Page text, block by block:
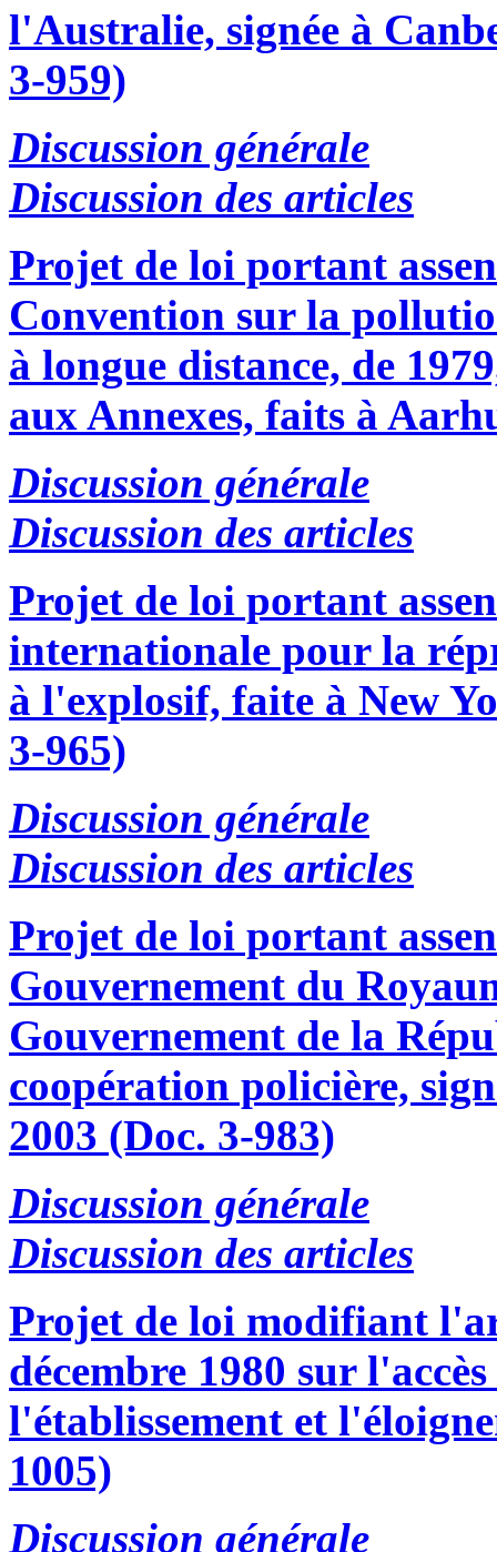
l'Australie, signée à
3-959)
Discussion générale
Discussion des articles
Projet de loi portant
Convention sur la
à longue distance, de
aux Annexes, faits à
Discussion générale
Discussion des articles
Projet de loi portant
internationale pour la
à l'explosif, faite à New
3-965)
Discussion générale
Discussion des articles
Projet de loi portant
Gouvernement du
Gouvernement de la
coopération policière,
2003 (Doc. 3-983)
Discussion générale
Discussion des articles
Projet de loi modifiant
décembre 1980 sur
l'établissement et
1005)
Discussion générale